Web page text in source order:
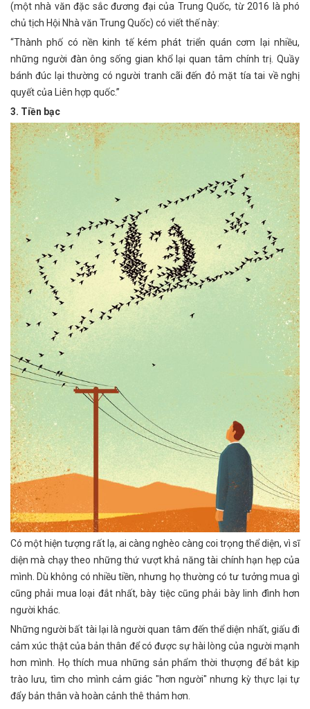
(một nhà văn đặc sắc đương đại của Trung Quốc, từ 2016 là phó
chủ tịch Hội Nhà văn Trung Quốc) có viết thế này:
“Thành phố có nền kinh tế kém phát triển quán cơm lại nhiều,
những người đàn ông sống gian khổ lại quan tâm chính trị. Quầy
bánh đúc lại thường có người tranh cãi đến đỏ mặt tía tai về nghị
quyết của Liên hợp quốc.”
3. Tiền bạc
Có một hiện tượng rất lạ, ai càng nghèo càng coi trọng thể diện, vì sĩ
diện mà chạy theo những thứ vượt khả năng tài chính hạn hẹp của
mình. Dù không có nhiều tiền, nhưng họ thường có tư tưởng mua gì
cũng phải mua loại đắt nhất, bày tiệc cũng phải bày linh đình hơn
người khác.
Những người bất tài lại là người quan tâm đến thể diện nhất, giấu đi
cảm xúc thật của bản thân để có được sự hài lòng của người mạnh
hơn mình. Họ thích mua những sản phẩm thời thượng để bắt kịp
trào lưu, tìm cho mình cảm giác "hơn người" nhưng kỳ thực lại tự
đẩy bản thân và hoàn cảnh thê thảm hơn.